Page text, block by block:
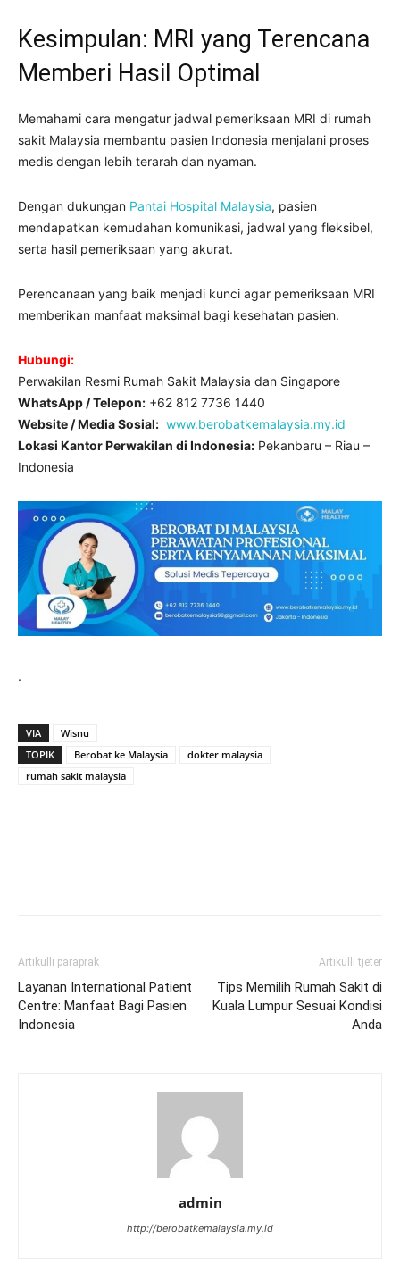
Kesimpulan: MRI yang Terencana
Memberi Hasil Optimal
Memahami cara mengatur jadwal pemeriksaan MRI di rumah
sakit Malaysia membantu pasien Indonesia menjalani proses
medis dengan lebih terarah dan nyaman.
Dengan dukungan Pantai Hospital Malaysia, pasien
mendapatkan kemudahan komunikasi, jadwal yang fleksibel,
serta hasil pemeriksaan yang akurat.
Perencanaan yang baik menjadi kunci agar pemeriksaan MRI
memberikan manfaat maksimal bagi kesehatan pasien.
Hubungi:
Perwakilan Resmi Rumah Sakit Malaysia dan Singapore
WhatsApp / Telepon: +62 812 7736 1440
Website / Media Sosial: www.berobatkemalaysia.my.id
Lokasi Kantor Perwakilan di Indonesia: Pekanbaru – Riau –
Indonesia
.
VIA
Wisnu
TOPIK
Berobat ke Malaysia
dokter malaysia
rumah sakit malaysia
Artikulli paraprak
Layanan International Patient
Centre: Manfaat Bagi Pasien
Indonesia
Artikulli tjetër
Tips Memilih Rumah Sakit di
Kuala Lumpur Sesuai Kondisi
Anda
admin
http://berobatkemalaysia.my.id